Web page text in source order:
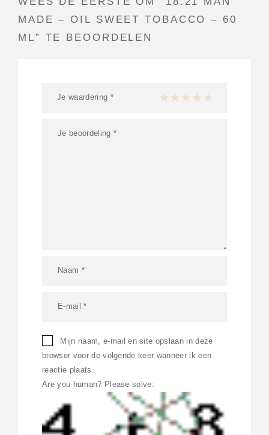
MADE – OIL SWEET TOBACCO – 60
ML” TE BEOORDELEN
Je waardering * 1 van de 5 sterren
2 van de 5 sterren
3 van de 5 sterren
4 van de 5 sterren
Mijn naam, e-mail en site opslaan in deze
browser voor de volgende keer wanneer ik een
reactie plaats.
Are you human? Please solve: